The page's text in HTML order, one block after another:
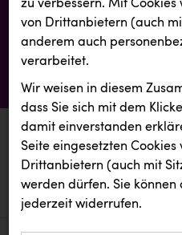
aktuelle aussendungen
aktuelle aussendungen
zu verbessern. Mit Cookies
von Drittanbietern (auch
anderem auch
verarbeitet.
Wir weisen in diesem
dass Sie sich mit dem
damit ein­ver­standen
Seite eingesetzten Cookies
Drittanbietern (auch mit
werden dürfen. Sie können
jederzeit widerrufen.